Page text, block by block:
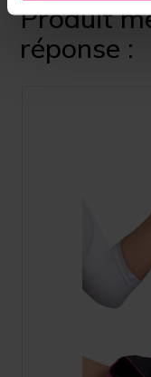
Produit
réponse :